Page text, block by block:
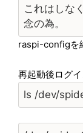
これはしな
念の為。
raspi-configを
再起動後ログイ
ls /dev/